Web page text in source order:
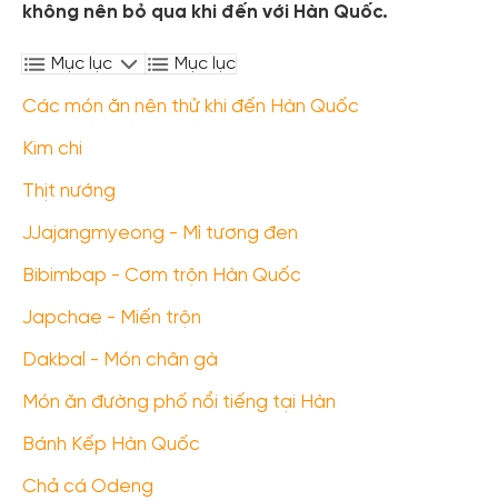
không nên bỏ qua khi đến với Hàn Quốc.
Mục lục Mục lục
Các món ăn nên thử khi đến Hàn Quốc
Kim chi
Thịt nướng
JJajangmyeong - Mì tương đen
Bibimbap - Cơm trộn Hàn Quốc
Japchae - Miến trộn
Dakbal - Món chân gà
Món ăn đường phố nổi tiếng tại Hàn
Bánh Kếp Hàn Quốc
Chả cá Odeng